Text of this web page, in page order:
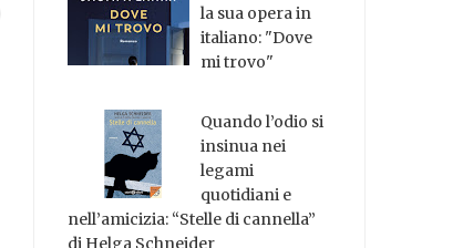
la sua opera in
italiano: "Dove
mi trovo"
Quando l’odio si
insinua nei
legami
quotidiani e
nell’amicizia: “Stelle di cannella”
di Helga Schneider